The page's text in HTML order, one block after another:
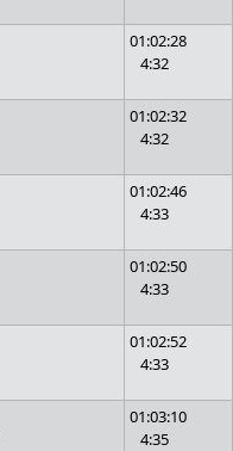
01:02:28
4:32
01:02:32
4:32
01:02:46
4:33
01:02:50
4:33
01:02:52
4:33
01:03:10
4:35